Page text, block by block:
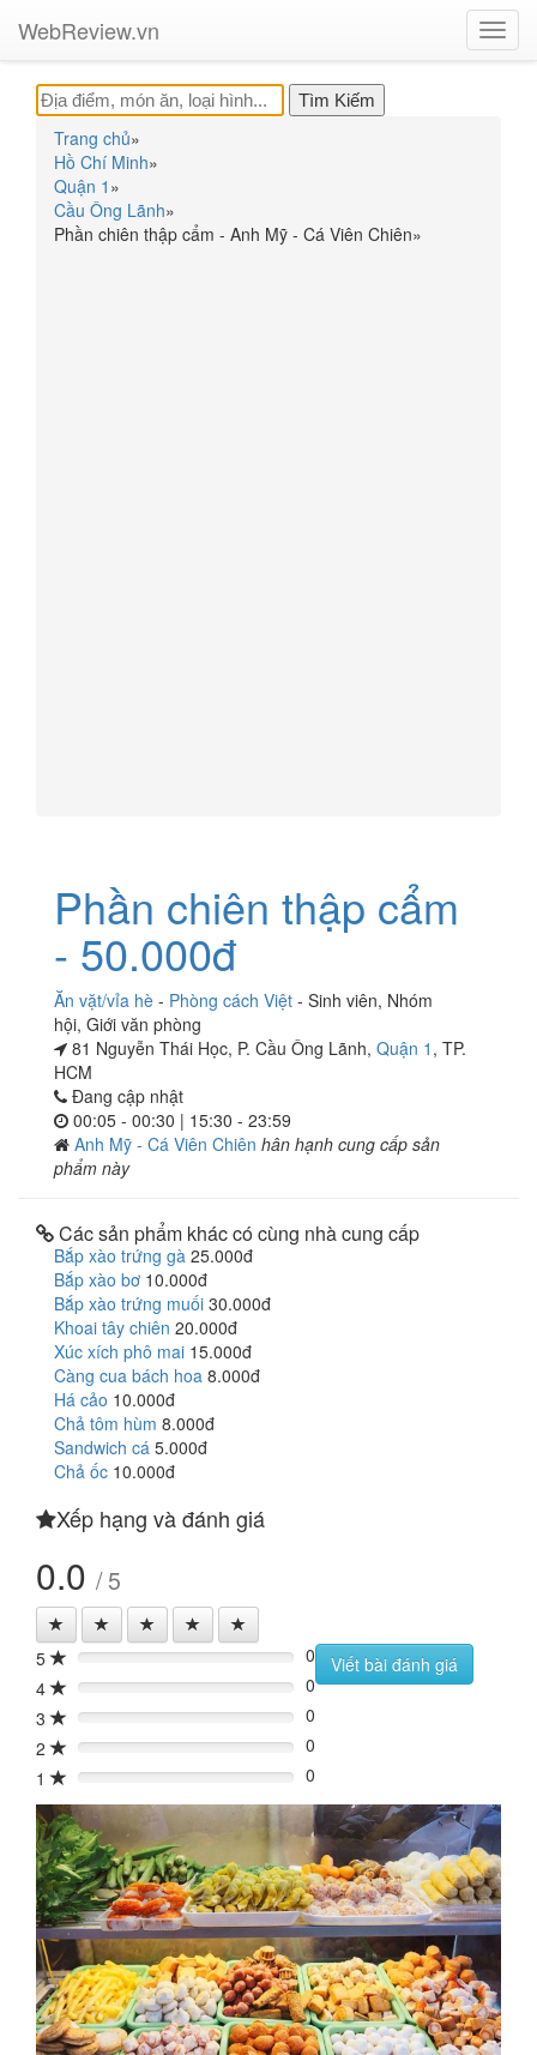
WebReview.vn
Trang chủ»
Hồ Chí Minh»
Quận 1 »
Cầu Ông Lãnh»
Phần chiên thập cẩm - Anh Mỹ - Cá Viên Chiên»
Phần chiên thập cẩm
- 50.000đ
Ăn vặt/vỉa hè - Phòng cách Việt - Sinh viên, Nhóm
hội, Giới văn phòng
81 Nguyễn Thái Học, P. Cầu Ông Lãnh, Quận 1 , TP.
HCM
Đang cập nhật
00:05 - 00:30 | 15:30 - 23:59
Anh Mỹ - Cá Viên Chiên hân hạnh cung cấp sản
phẩm này
Các sản phẩm khác có cùng nhà cung cấp
Bắp xào trứng gà 25.000đ
Bắp xào bơ 10.000đ
Bắp xào trứng muối 30.000đ
Khoai tây chiên 20.000đ
Xúc xích phô mai 15.000đ
Càng cua bách hoa 8.000đ
Há cảo 10.000đ
Chả tôm hùm 8.000đ
Sandwich cá 5.000đ
Chả ốc 10.000đ
Xếp hạng và đánh giá
0.0 / 5
5 0%
0
4
0%
0
3
0%
0
2
0%
0
1
0% 0
Viết bài đánh giá